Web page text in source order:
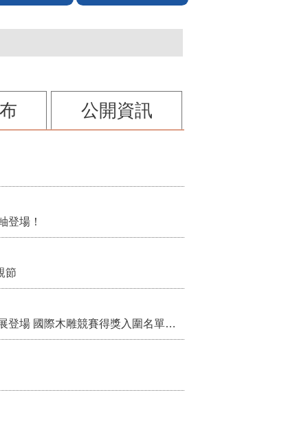
公開資訊
登場！
節
「鎮展三寶」亮相！2026國際木雕藝術交流展登場 國際木雕競賽得獎入圍名單同步揭曉